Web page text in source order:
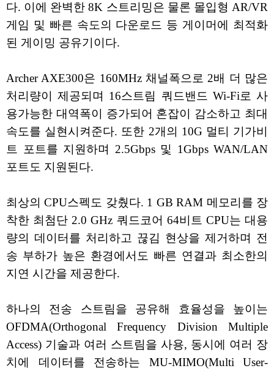
다. 이에 완벽한 8K 스트리밍은 물론 몰입형 AR/VR
게임 및 빠른 속도의 다운로드 등 게이머에 최적화
된 게이밍 공유기이다.
Archer AXE300은 160MHz 채널폭으로 2배 더 많은
처리량이 제공되며 16스트림 쿼드밴드 Wi-Fi로 사
용가능한 대역폭이 증가되어 혼잡이 감소하고 최대
속도를 실현시켜준다. 또한 2개의 10G 멀티 기가비
트 포트를 지원하며 2.5Gbps 및 1Gbps WAN/LAN
포트도 지원된다.
최상의 CPU스펙도 갖췄다. 1 GB RAM 메모리를 장
착한 최첨단 2.0 GHz 쿼드코어 64비트 CPU는 대용
량의 데이터를 처리하고 끊김 현상을 제거하며 전
송 부하가 높은 환경에서도 빠른 연결과 최소한의
지연 시간을 제공한다.
하나의 전송 스트림을 공유해 효율성을 높이는
OFDMA(Orthogonal Frequency Division Multiple
Access) 기술과 여러 스트림을 사용, 동시에 여러 장
치에 데이터를 전송하는 MU-MIMO(Multi User-